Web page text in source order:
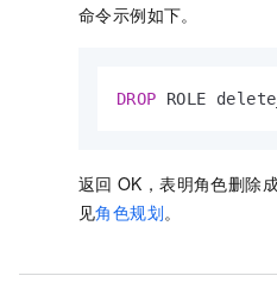
命令示例如下。
DROP ROLE
返回 OK，表明角色删除
见角色规划。